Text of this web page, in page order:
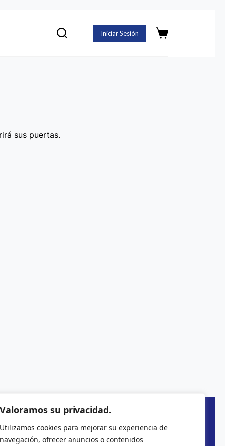
Valoramos su privacidad.
Utilizamos cookies para mejorar su experiencia de
navegación, ofrecer anuncios o contenidos
Iniciar Sesión
Carro
sus puertas.